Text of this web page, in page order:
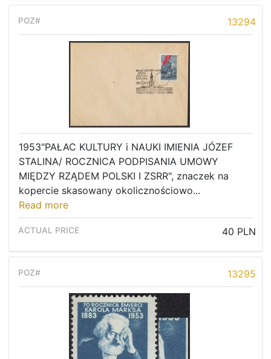
13294
1953"PAŁAC KULTURY i NAUKI IMIENIA JÓZEF
STALINA/ ROCZNICA PODPISANIA UMOWY
MIĘDZY RZĄDEM POLSKI I ZSRR", znaczek na
kopercie skasowany okolicznościowo...
Read more
40 PLN
13295